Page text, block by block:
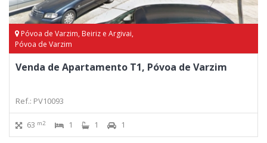
Póvoa de Varzim, Beiriz e Argivai,
Póvoa de Varzim
Venda de Apartamento T1, Póvoa de Varzim
Ref.: PV10093
63 m2 1 1 1